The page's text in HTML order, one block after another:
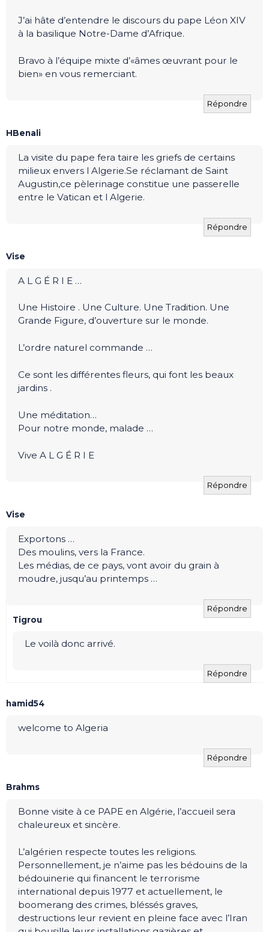
J’ai hâte d’entendre le discours du pape Léon XIV
à la basilique Notre-Dame d’Afrique.
Bravo à l’équipe mixte d’«âmes œuvrant pour le
bien» en vous remerciant.
Répondre
HBenali
La visite du pape fera taire les griefs de certains
milieux envers l Algerie.Se réclamant de Saint
Augustin,ce pèlerinage constitue une passerelle
entre le Vatican et l Algerie.
Répondre
Vise
A L G É R I E …
Une Histoire . Une Culture. Une Tradition. Une
Grande Figure, d’ouverture sur le monde.
L’ordre naturel commande …
Ce sont les différentes fleurs, qui font les beaux
jardins .
Une méditation…
Pour notre monde, malade …
Vive A L G É R I E
Répondre
Vise
Exportons …
Des moulins, vers la France.
Les médias, de ce pays, vont avoir du grain à
moudre, jusqu’au printemps …
Répondre
Tigrou
Le voilà donc arrivé.
Répondre
hamid54
welcome to Algeria
Répondre
Brahms
Bonne visite à ce PAPE en Algérie, l’accueil sera
chaleureux et sincère.
L’algérien respecte toutes les religions.
Personnellement, je n’aime pas les bédouins de la
bédouinerie qui financent le terrorisme
international depuis 1977 et actuellement, le
boomerang des crimes, bléssés graves,
destructions leur revient en pleine face avec l’Iran